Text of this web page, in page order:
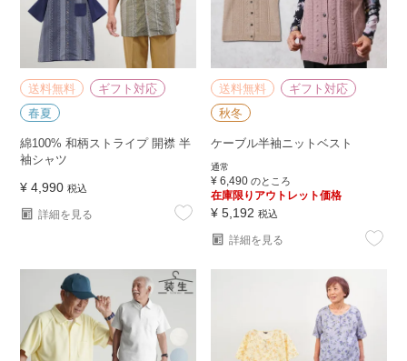
送料無料
ギフト対応
春夏
綿100% 和柄ストライプ 開襟 半
袖シャツ
¥ 4,990 税込
詳細を見る
送料無料
ギフト対応
秋冬
ケーブル半袖ニットベスト
通常
¥ 6,490 のところ
在庫限りアウトレット価格
¥ 5,192 税込
詳細を見る